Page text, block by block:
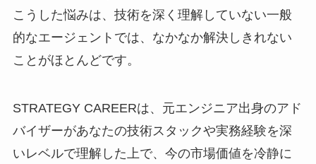
こうした悩みは、技術を深く理解していない一般
的なエージェントでは、なかなか解決しきれない
ことがほとんどです。
STRATEGY CAREERは、元エンジニア出身のアド
バイザーがあなたの技術スタックや実務経験を深
いレベルで理解した上で、今の市場価値を冷静に